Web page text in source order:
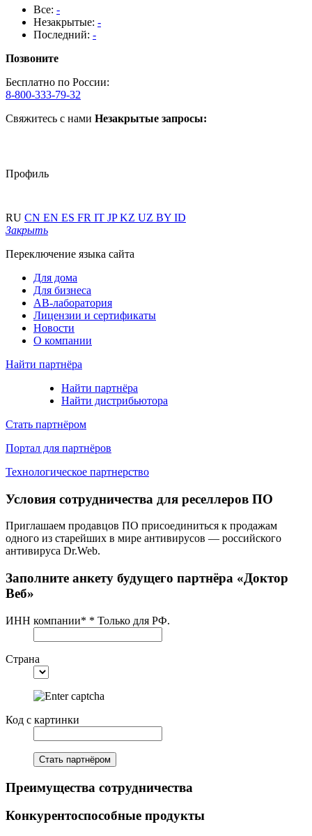
Все: -
Незакрытые: -
Последний: -
Позвоните
Бесплатно по России:
8-800-333-79-32
Свяжитесь с нами Незакрытые запросы:
Профиль
RU CN EN ES FR IT JPKZ UZ BY ID
Закрыть
Переключение языка сайта
Для дома
Для бизнеса
АВ-лаборатория
Лицензии и сертификаты
Новости
О компании
Найти партнёра
Найти партнёра
Найти дистрибьютора
Стать партнёром
Портал для партнёров
Технологическое партнерство
Условия сотрудничества для реселлеров ПО
Приглашаем продавцов ПО присоединиться к продажам
одного из старейших в мире антивирусов — российского
антивируса Dr.Web.
Заполните анкету будущего партнёра «Доктор
Веб»
ИНН компании* * Только для РФ.
Страна
Код с картинки
Стать партнёром
Преимущества сотрудничества
Конкурентоспособные продукты